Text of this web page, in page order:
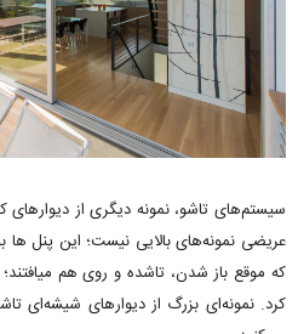
سیستم‌های تاشو، نمونه دیگری از
عریضی نمونه‌های بالایی نیست؛ این پنل
که موقع باز شدن، تاشده و روی هم